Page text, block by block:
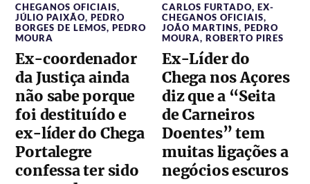
CHEGANOS OFICIAIS,
JÚLIO PAIXÃO,PEDRO
BORGES DE LEMOS,PEDRO
MOURA
Ex-coordenador
da Justiça ainda
não sabe porque
foi destituído e
ex-líder do Chega
Portalegre
confessa ter sido
CARLOS FURTADO,EX-
CHEGANOS OFICIAIS,
JOÃO MARTINS,PEDRO
MOURA,ROBERTO PIRES
Ex-Líder do
Chega nos Açores
diz que a “Seita
de Carneiros
Doentes” tem
muitas ligações a
negócios escuros